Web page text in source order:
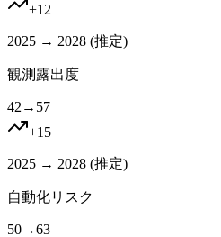
+12
2025 → 2028 (推定)
観測露出度
42 → 57
+15
2025 → 2028 (推定)
自動化リスク
50→63